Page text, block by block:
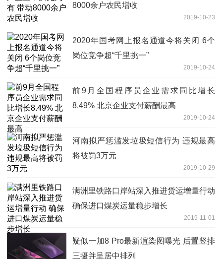
8000余户农民增收
2019-10-23
2020年国考网上报名通道今将关闭 6个
岗位竞争超“千里挑一”
2019-10-24
前9月全国程序员企业需求同比增长
8.49% 北京企业支付薪酬最高
2019-10-24
河南拟严惩滥发垃圾短信行为 违规最高
将被罚3万元
2019-10-29
满洲里铁路口岸站深入推进货运增量行动
确保进口煤炭运量稳步增长
2019-11-01
疑似一加8 Pro最新渲染图曝光 后置竖排
三摄并呈居中排列